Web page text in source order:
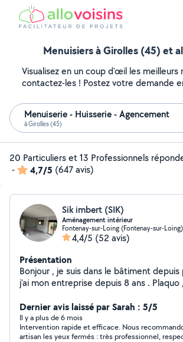
Menuisiers à Girolles (45) et
Visualisez en un coup d'œil les meilleurs
contactez-les ! Postez votre demande
Menuiserie - Huisserie - Agencement
à Girolles (45)
20 Particuliers et 13 Professionnels
-
4,7/5 (647 avis)
Sik imbert (SIK)
Aménagement intérieur
Fontenay-sur-Loing (Fontenay-sur-Loing)
4,4/5 (52 avis)
Présentation
Bonjour , je suis dans le bâtiment depuis
j'ai mon entreprise depuis 8 ans . Plaquo , enduit ,
volets , petites maçonnerie,entretien
Dernier avis laissé par Sarah : 5/5
Il y a plus de 6 mois
Intervention rapide et efficace. Nous recommandons cet
artisan les yeux fermés : très professionnel,